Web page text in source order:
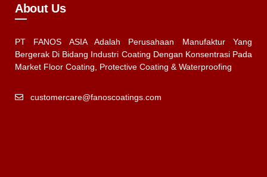
About Us
PT FANOS ASIA Adalah Perusahaan Manufaktur Yang
Bergerak Di Bidang Industri Coating Dengan Konsentrasi Pada
Market Floor Coating, Protective Coating & Waterproofing
customercare@fanoscoatings.com